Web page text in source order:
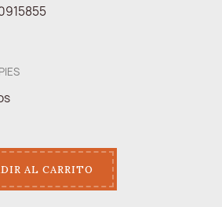
AL CARRITO